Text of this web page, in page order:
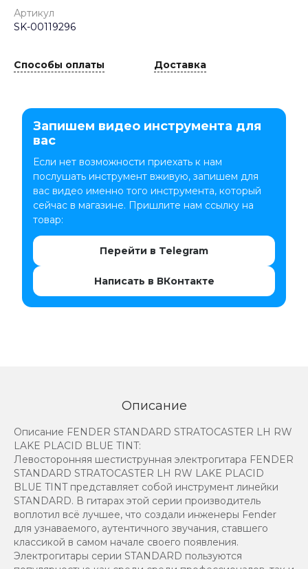
Артикул
SK-00119296
Способы оплаты Доставка
Запишем видео инструмента для
вас
Если нет возможности приехать к нам
послушать инструмент вживую, запишем для
вас видео именно того инструмента, который
сейчас в магазине. Пришлите нам ссылку на
товар:
Перейти в Telegram
Написать в ВКонтакте
Описание
Описание FENDER STANDARD STRATOCASTER LH RW
LAKE PLACID BLUE TINT:
Левосторонняя шестиструнная электрогитара FENDER
STANDARD STRATOCASTER LH RW LAKE PLACID
BLUE TINT представляет собой инструмент линейки
STANDARD. В гитарах этой серии производитель
воплотил всё лучшее, что создали инженеры Fender
для узнаваемого, аутентичного звучания, ставшего
классикой в самом начале своего появления.
Электрогитары серии STANDARD пользуются